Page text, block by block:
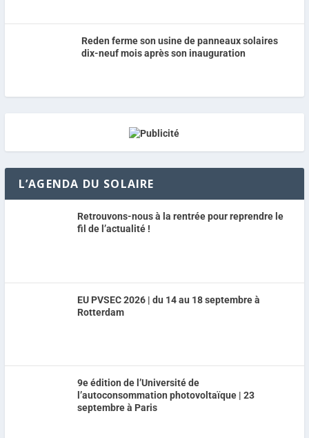
Reden ferme son usine de panneaux solaires
dix-neuf mois après son inauguration
L’AGENDA DU SOLAIRE
Retrouvons-nous à la rentrée pour reprendre le
fil de l’actualité !
EU PVSEC 2026 | du 14 au 18 septembre à
Rotterdam
9e édition de l’Université de
l’autoconsommation photovoltaïque | 23
septembre à Paris